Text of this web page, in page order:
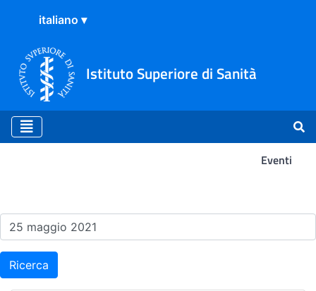
Istituto Superiore di Sanità
Eventi
Ricerca